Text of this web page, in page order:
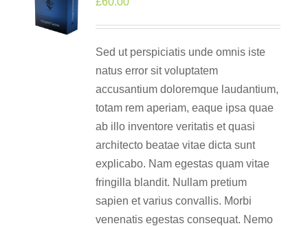
Sed ut perspiciatis unde omnis iste
natus error sit voluptatem
accusantium doloremque laudantium,
totam rem aperiam, eaque ipsa quae
ab illo inventore veritatis et quasi
architecto beatae vitae dicta sunt
explicabo. Nam egestas quam vitae
fringilla blandit. Nullam pretium
sapien et varius convallis. Morbi
venenatis egestas consequat. Nemo